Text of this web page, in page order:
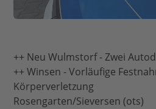
++ Neu Wulmstorf - Zwei
++ Winsen - Vorläufige
Körperverletzung
Rosengarten/Sieversen (ots)